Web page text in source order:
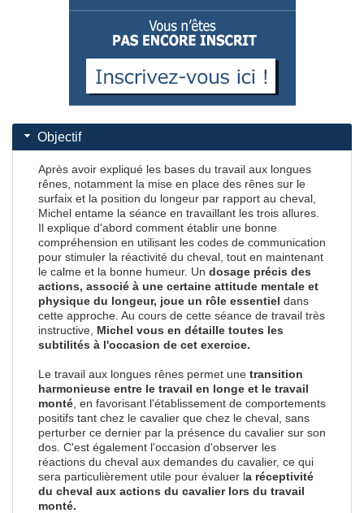
Objectif
Après avoir expliqué les bases du travail aux longues
rênes, notamment la mise en place des rênes sur le
surfaix et la position du longeur par rapport au cheval,
Michel entame la séance en travaillant les trois allures.
Il explique d'abord comment établir une bonne
compréhension en utilisant les codes de communication
pour stimuler la réactivité du cheval, tout en maintenant
le calme et la bonne humeur. Un dosage précis des
actions, associé à une certaine attitude mentale et
physique du longeur, joue un rôle essentiel dans
cette approche. Au cours de cette séance de travail très
instructive, Michel vous en détaille toutes les
subtilités à l'occasion de cet exercice.
Le travail aux longues rênes permet une transition
harmonieuse entre le travail en longe et le travail
monté, en favorisant l'établissement de comportements
positifs tant chez le cavalier que chez le cheval, sans
perturber ce dernier par la présence du cavalier sur son
dos. C'est également l'occasion d'observer les
réactions du cheval aux demandes du cavalier, ce qui
sera particulièrement utile pour évaluer la réceptivité
du cheval aux actions du cavalier lors du travail
monté.